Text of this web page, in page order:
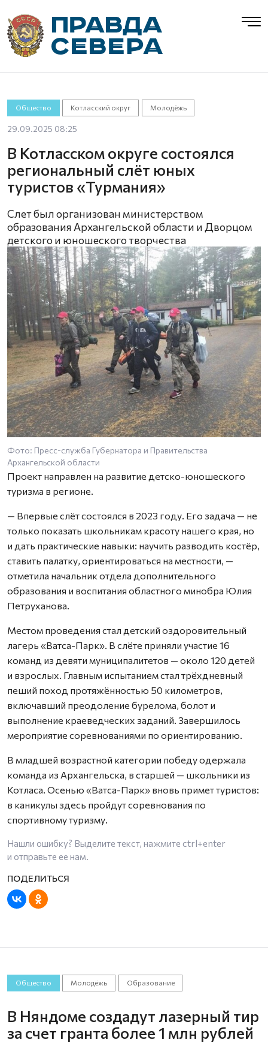
Общество Котласский округ Молодёжь
29.09.2025 08:25
В Котласском округе состоялся
региональный слёт юных
туристов «Турмания»
Слет был организован министерством
образования Архангельской области и Дворцом
детского и юношеского творчества
Фото: Пресс-служба Губернатора и Правительства
Архангельской области
Проект направлен на развитие детско-юношеского
туризма в регионе.
— Впервые слёт состоялся в 2023 году. Его задача — не
только показать школьникам красоту нашего края, но
и дать практические навыки: научить разводить костёр,
ставить палатку, ориентироваться на местности, —
отметила начальник отдела дополнительного
образования и воспитания областного минобра Юлия
Петруханова.
Местом проведения стал детский оздоровительный
лагерь «Ватса-Парк». В слёте приняли участие 16
команд из девяти муниципалитетов — около 120 детей
и взрослых. Главным испытанием стал трёхдневный
пеший поход протяжённостью 50 километров,
включавший преодоление бурелома, болот и
выполнение краеведческих заданий. Завершилось
мероприятие соревнованиями по ориентированию.
В младшей возрастной категории победу одержала
команда из Архангельска, в старшей — школьники из
Котласа. Осенью «Ватса-Парк» вновь примет туристов:
в каникулы здесь пройдут соревнования по
спортивному туризму.
Нашли ошибку? Выделите текст, нажмите ctrl+enter
и отправьте ее нам.
Общество Молодёжь Образование
В Няндоме создадут лазерный тир
за счет гранта более 1 млн рублей